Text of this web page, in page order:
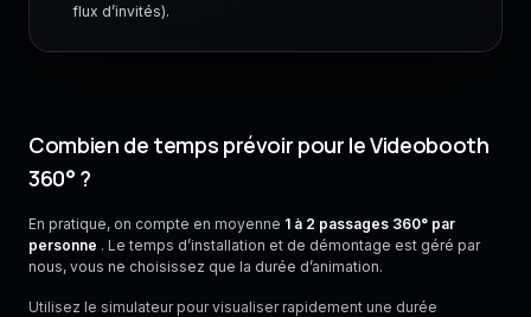
flux d’invités).
Combien de temps prévoir pour le Videobooth
360° ?
En pratique, on compte en moyenne 1 à 2 passages 360° par
personne . Le temps d’installation et de démontage est géré par
nous, vous ne choisissez que la durée d’animation.
Utilisez le simulateur pour visualiser rapidement une durée